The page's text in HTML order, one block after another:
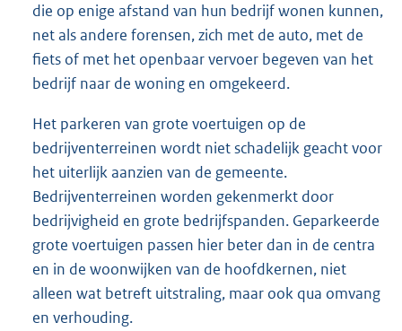
die op enige afstand van hun bedrijf wonen kunnen,
net als andere forensen, zich met de auto, met de
fiets of met het openbaar vervoer begeven van het
bedrijf naar de woning en omgekeerd.
Het parkeren van grote voertuigen op de
bedrijventerreinen wordt niet schadelijk geacht voor
het uiterlijk aanzien van de gemeente.
Bedrijventerreinen worden gekenmerkt door
bedrijvigheid en grote bedrijfspanden. Geparkeerde
grote voertuigen passen hier beter dan in de centra
en in de woonwijken van de hoofdkernen, niet
alleen wat betreft uitstraling, maar ook qua omvang
en verhouding.